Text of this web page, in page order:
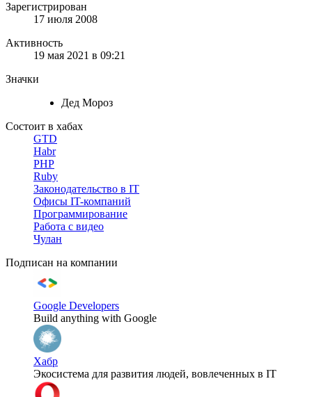
Зарегистрирован
17 июля 2008
Активность
19 мая 2021 в 09:21
Значки
Дед Мороз
Состоит в хабах
GTD
Habr
PHP
Ruby
Законодательство в IT
Офисы IT-компаний
Программирование
Работа с видео
Чулан
Подписан на компании
Google Developers
Build anything with Google
Хабр
Экосистема для развития людей, вовлеченных в IT